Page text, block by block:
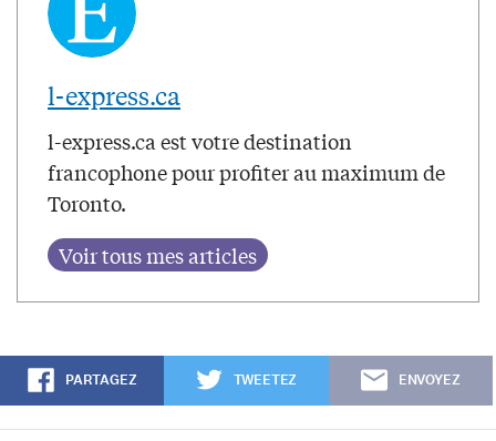
l-express.ca
l-express.ca est votre destination
francophone pour profiter au maximum de
Toronto.
PARTAGEZ TWEETEZ ENVOYEZ